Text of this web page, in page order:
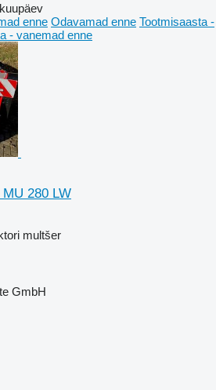
enne Odavamad enne Tootmisaasta -
- vanemad enne
280 LW
multšer
GmbH